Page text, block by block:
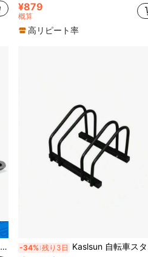
¥879
概算
高リピート率
-34% 残り3日 Kaslsun 自転車スタンド サイクルスタンド 屋外転倒防止設計 強風対応 2段/3段/4段/5段選択可能 2〜5台対応 固定式スタンド マウンテンバイク ロードバイク 折りたたみ自転車 電動自転車対応 鉄製 重量感のある鋳鉄製ベース 簡単組立 庭 ガレージ マンション 会社 公園 公共スペース 屋内屋外兼用 駐輪ラック 展示収納ラック 180日保証 3